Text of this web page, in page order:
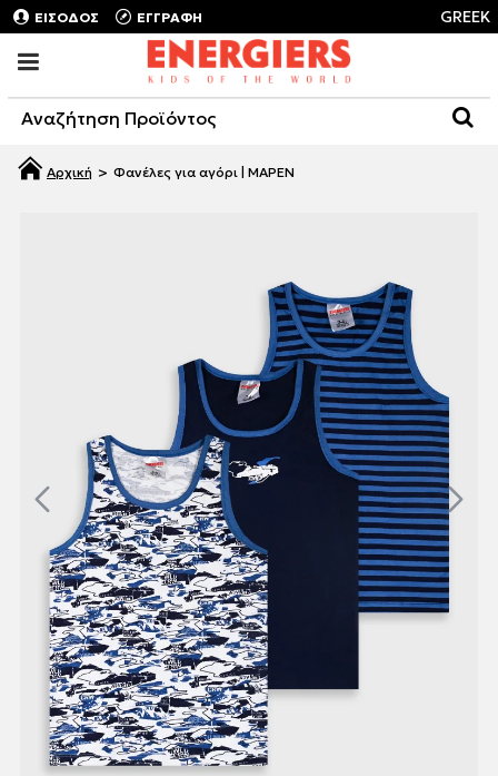
ΕΙΣΟΔΟΣ ΕΓΓΡΑΦΗ GREEK
Φανέλες για αγόρι | ΜΑΡΕΝ